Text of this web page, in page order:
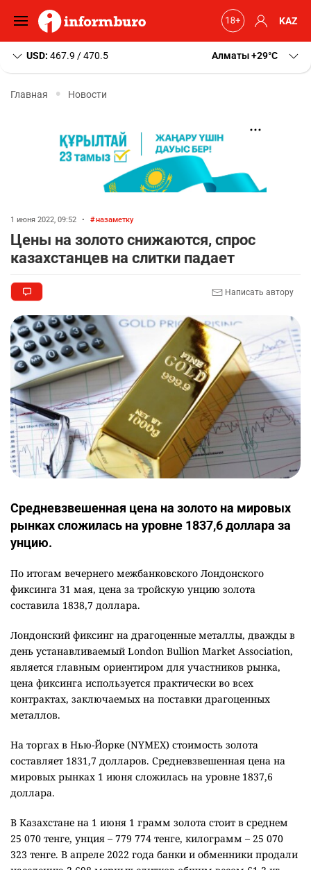
KAZ
USD: 467.9 / 470.5 Алматы+29 C
Главная Новости
1 июня 2022, 09:52 • назаметку
Цены на золото снижаются, спрос
казахстанцев на слитки падает
Написать автору
Средневзвешенная цена на золото на мировых
рынках сложилась на уровне 1837,6 доллара за
унцию.
По итогам вечернего межбанковского Лондонского
фиксинга 31 мая, цена за тройскую унцию золота
составила 1838,7 доллара.
Лондонский фиксинг на драгоценные металлы, дважды в
день устанавливаемый London Bullion Market Association,
является главным ориентиром для участников рынка,
цена фиксинга используется практически во всех
контрактах, заключаемых на поставки драгоценных
металлов.
На торгах в Нью-Йорке (NYMEX) стоимость золота
составляет 1831,7 долларов. Средневзвешенная цена на
мировых рынках 1 июня сложилась на уровне 1837,6
доллара.
В Казахстане на 1 июня 1 грамм золота стоит в среднем
25 070 тенге, унция – 779 774 тенге, килограмм – 25 070
323 тенге. В апреле 2022 года банки и обменники продали